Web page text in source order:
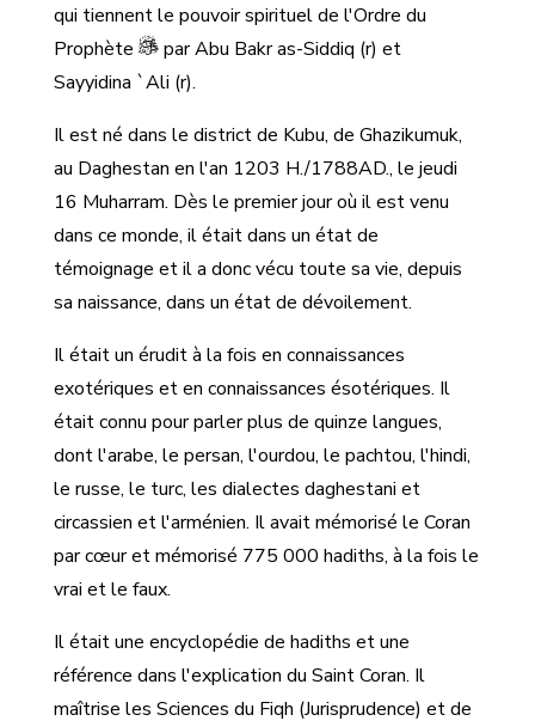
qui tiennent le pouvoir spirituel de l'Ordre du
Prophète
par Abu Bakr as-Siddiq (r) et
Sayyidina `Ali (r).
Il est né dans le district de Kubu, de Ghazikumuk,
au Daghestan en l'an 1203 H./1788AD., le jeudi
16 Muharram. Dès le premier jour où il est venu
dans ce monde, il était dans un état de
témoignage et il a donc vécu toute sa vie, depuis
sa naissance, dans un état de dévoilement.
Il était un érudit à la fois en connaissances
exotériques et en connaissances ésotériques. Il
était connu pour parler plus de quinze langues,
dont l'arabe, le persan, l'ourdou, le pachtou, l'hindi,
le russe, le turc, les dialectes daghestani et
circassien et l'arménien. Il avait mémorisé le Coran
par cœur et mémorisé 775 000 hadiths, à la fois le
vrai et le faux.
Il était une encyclopédie de hadiths et une
référence dans l'explication du Saint Coran. Il
maîtrise les Sciences du Fiqh (Jurisprudence) et de